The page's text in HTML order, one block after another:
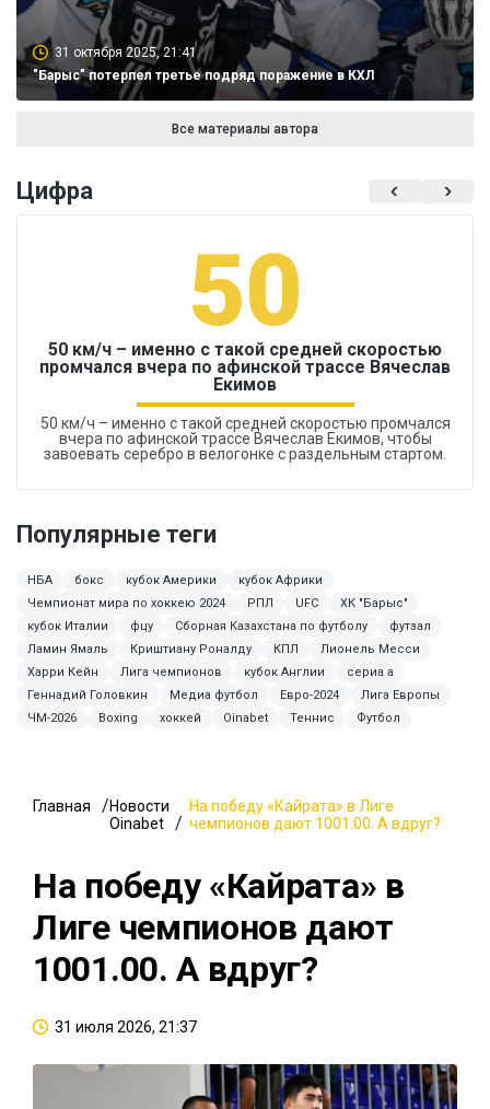
31 октября 2025, 21:41
"Барыс" потерпел третье подряд поражение в КХЛ
Все материалы автора
Цифра
50
50 км/ч – именно с такой средней скоростью
промчался вчера по афинской трассе Вячеслав
Екимов
50 км/ч – именно с такой средней скоростью промчался
вчера по афинской трассе Вячеслав Екимов, чтобы
завоевать серебро в велогонке с раздельным стартом.
Популярные теги
НБА бокс кубок Америки
кубок Африки
Чемпионат мира по хоккею 2024
РПЛ UFC
ХК "Барыс"
кубок Италии
фцу Сборная Казахстана по футболу
футзал
Ламин Ямаль
Криштиану Роналду КПЛ
Лионель Месси
Харри Кейн
Лига чемпионов кубок Англии
сериа а
Геннадий Головкин
Медиа футбол Евро-2024
Лига Европы
ЧМ-2026
Boxing хоккей Oinabet Теннис Футбол
Главная
Новости
Oinabet
На победу «Кайрата» в Лиге
чемпионов дают 1001.00. А вдруг?
На победу «Кайрата» в
Лиге чемпионов дают
1001.00. А вдруг?
31 июля 2026, 21:37